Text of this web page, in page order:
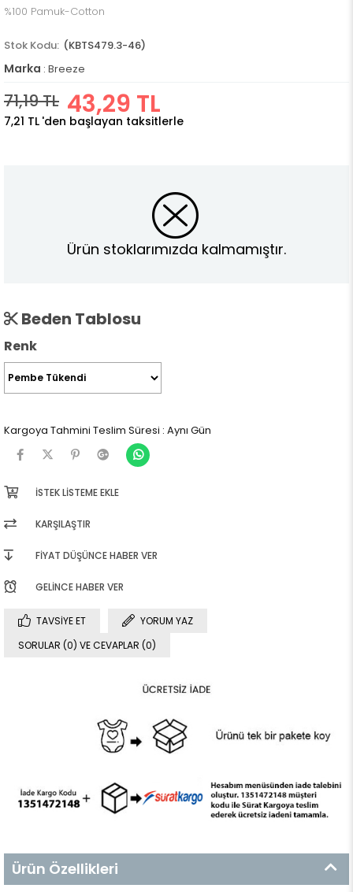
%100 Pamuk-Cotton
(KBTS479.3-46)
Marka : Breeze
71,19 TL 43,29 TL
7,21 TL 'den başlayan taksitlerle
Ürün stoklarımızda kalmamıştır.
Beden Tablosu
Renk
Kargoya Tahmini Teslim Süresi : Aynı Gün
İSTEK LISTEME EKLE
KARŞILAŞTIR
FIYAT DÜŞÜNCE HABER VER
GELINCE HABER VER
TAVSIYE ET
YORUM YAZ
SORULAR (0) VE CEVAPLAR (0)
Ürün Özellikleri